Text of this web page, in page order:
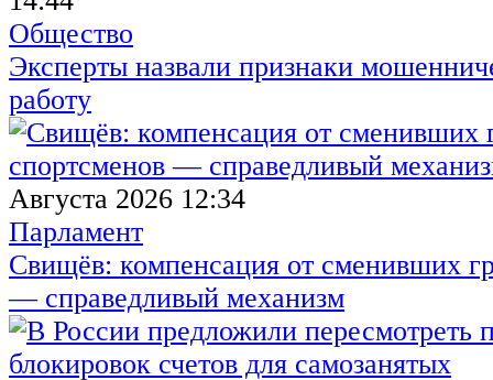
Общество
Эксперты назвали признаки
работу
Августа 2026 12:34
Парламент
Свищёв: компенсация от сменивших
— справедливый механизм